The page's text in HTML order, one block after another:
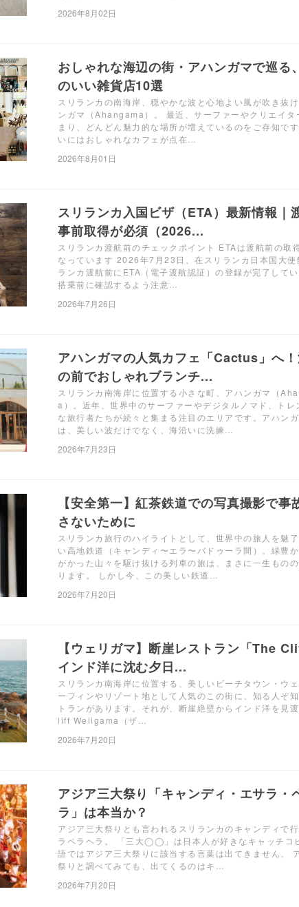
2026年8月02日
おしゃれな海辺の街・アハンガマで巡る
のいい雑貨店10選
スリランカの南海岸、穏やかな波と心地よい風が吹き抜
ンガマ（Ahangama）。 最近、サーファーやクリエイタ
まり、どんどん魅力的な場所が増えているのをご存知で
いにはおしゃれなカフェが点在…
2026年8月01日
スリランカ入国ビザ（ETA）最新情報｜
事前取得が必須（2026...
スリランカ渡航前のチェックポイント ETAは渡航前の取
なっています 2026年7月23日、在スリランカ日本国大使
ランカ渡航前にETA（電子渡航認証）の登録が完了してい
搭乗前に確認するよう注意…
2026年7月26日
アハンガマの人気カフェ「Cactus」へ！
の前でおしゃれブランチ...
スリランカ南海岸に位置する小さな町、アハンガマ（
a）。近年、世界中のサーファーやデジタルノマド、トレ
な旅行者たちが続々と集まる注目のエリアです。アハン
は、美しい波だけでなく、海沿いに洗練…
2026年7月23日
【安全第一】紅茶鉄道での写真撮影で事
さないために
スリランカ旅行のハイライトとして、世界中の旅人を魅
い高地鉄道（キャンディ〜エラ〜バドゥーラ間）。緑豊
がかった山々を駆け抜ける列車の旅は、まさに一生もの
ります。 しかし今、この美しい鉄道…
2026年7月20日
【ウェリガマ】断崖レストラン「The
インド洋に沈む夕日...
スリランカ南海岸に位置する、美しいビーチタウン・ウ
ーフィンやリゾート地として人気のこの街に、知る人ぞ
トランがあります。それが、断崖絶壁からインド洋を見
liff Weligama（ザ…
2026年7月20日
アジア三大祭り「キャンディ・エサラ・
ラ」は本当か？
アジア三大祭りとも言われるスリランカのキャンディで
ラペラヘラ。 「三大◯◯」は日本人が好きなキャッチコ
語ではアジア三大祭りに該当する言葉は出てきません。
祭りと調べてみても、出てくるのはキ…
2026年7月20日